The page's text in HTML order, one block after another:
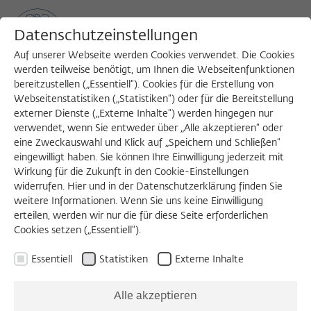
MENU
Search
Datenschutzeinstellungen
Auf unserer Webseite werden Cookies verwendet. Die Cookies
werden teilweise benötigt, um Ihnen die Webseitenfunktionen
bereitzustellen („Essentiell“). Cookies für die Erstellung von
Webseitenstatistiken („Statistiken“) oder für die Bereitstellung
externer Dienste („Externe Inhalte“) werden hingegen nur
verwendet, wenn Sie entweder über „Alle akzeptieren“ oder
eine Zweckauswahl und Klick auf „Speichern und Schließen“
eingewilligt haben. Sie können Ihre Einwilligung jederzeit mit
Wirkung für die Zukunft in den Cookie-Einstellungen
widerrufen. Hier und in der Datenschutzerklärung finden Sie
weitere Informationen. Wenn Sie uns keine Einwilligung
erteilen, werden wir nur die für diese Seite erforderlichen
Cookies setzen („Essentiell“).
Essentiell Statistiken Externe Inhalte
Alle akzeptieren